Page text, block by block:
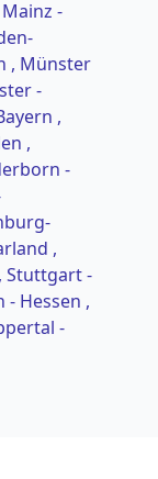
Mainz -
, Münster
-
,
,
-
,
, Stuttgart -
- Hessen ,
-